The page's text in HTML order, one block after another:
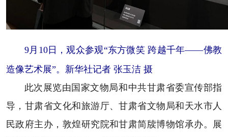
9月10日，观众参观“东方微笑 跨越千年——佛教
造像艺术展”。新华社记者 张玉洁 摄
此次展览由国家文物局和中共甘肃省委宣传部指
导，甘肃省文化和旅游厅、甘肃省文物局和天水市人
民政府主办，敦煌研究院和甘肃简牍博物馆承办。展